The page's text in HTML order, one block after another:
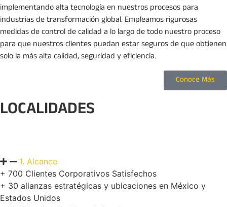
implementando alta tecnología en nuestros procesos para
industrias de transformación global. Empleamos rigurosas
medidas de control de calidad a lo largo de todo nuestro proceso
para que nuestros clientes puedan estar seguros de que obtienen
solo la más alta calidad, seguridad y eficiencia.
Conoce Más
LOCALIDADES
1. Alcance
+ 700 Clientes Corporativos Satisfechos
+ 30 alianzas estratégicas y ubicaciones en México y
Estados Unidos